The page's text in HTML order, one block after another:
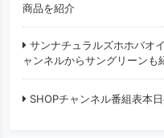
商品を紹介
サンナチュラルズホホバオ
ャンネルからサングリーンも
SHOPチャンネル番組表本